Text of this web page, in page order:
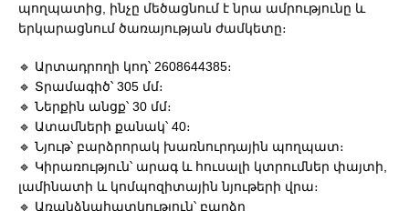
պողպատից, ինչը մեծացնում է նրա ամրությունը և
երկարացնում ծառայության ժամկետը։
🔹 Արտադրողի կոդ՝ 2608644385։
🔹 Տրամագիծ՝ 305 մմ։
🔹 Ներքին անցք՝ 30 մմ։
🔹 Ատամների քանակ՝ 40։
🔹 Նյութ՝ բարձրորակ խառնուրդային պողպատ։
🔹 Կիրառություն՝ արագ և հուսալի կտրումներ փայտի,
լամինատի և կոմպոզիտային նյութերի վրա։
🔹 Առանձնահատկություն՝ բարձր